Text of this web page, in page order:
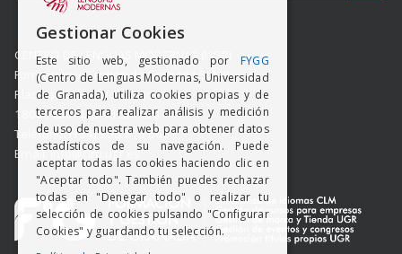
CENTRO DE LENGUAS MODERNAS (UGR)
Formación y Gestión de Granada SLMP
Placeta del Hospicio Viejo s/n
18009 GRANADA (ESPAÑA)
Teléfono: (+34) 958 215 660
Email: info@clm.ugr.es
Gestionar Cookies
Este sitio web, gestionado por FYGG
(Centro de Lenguas Modernas, Universidad
de Granada), utiliza cookies propias y de
terceros para realizar análisis y medición
de uso de nuestra web para obtener datos
estadísticos de su navegación. Puede
aceptar todas las cookies haciendo clic en
"Aceptar todo". También puedes rechazar
todas en "Denegar todo" o realizar tu
selección de cookies pulsando "Configurar
Cookies" y guardando tu selección.